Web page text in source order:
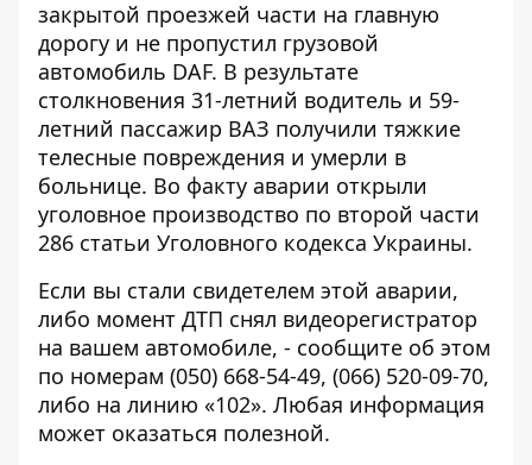
закрытой проезжей части на главную
дорогу и не пропустил грузовой
автомобиль DAF. В результате
столкновения 31-летний водитель и 59-
летний пассажир ВАЗ получили тяжкие
телесные повреждения и умерли в
больнице. Во факту аварии открыли
уголовное производство по второй части
286 статьи Уголовного кодекса Украины.
Если вы стали свидетелем этой аварии,
либо момент ДТП снял видеорегистратор
на вашем автомобиле, - сообщите об этом
по номерам (050) 668-54-49, (066) 520-09-70,
либо на линию «102». Любая информация
может оказаться полезной.